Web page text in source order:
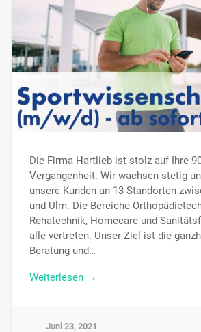
Die Firma Hartlieb ist stolz auf Ihre
Vergangenheit. Wir wachsen stetig
unsere Kunden an 13 Standorten
und Ulm. Die Bereiche
Rehatechnik, Homecare und
alle vertreten. Unser Ziel ist die
Beratung und…
Weiterlesen →
Juni 23, 2021